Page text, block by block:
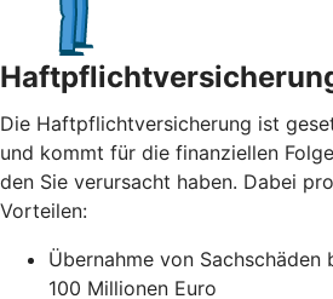
Die Haftpflichtversicherung ist
und kommt für die finanziellen
den Sie verursacht haben. Dabei
Vorteilen:
Übernahme von Sachschäden
100 Millionen Euro